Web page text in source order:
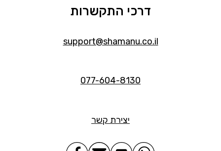
דרכי התקשרות
support@shamanu.co.il
077-604-8130
יצירת קשר